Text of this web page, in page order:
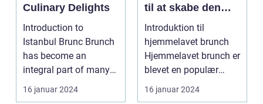
Culinary Delights
Introduction to
Istanbul Brunc Brunch
has become an
integral part of many
people's weekends,
offerin...
16 januar 2024
til at skabe den
perfekte
weekendmorgen
Introduktion til
hjemmelavet brunch
Hjemmelavet brunch er
blevet en populær
tradition for mange
men...
16 januar 2024